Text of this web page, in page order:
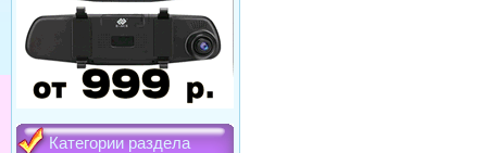
Категории раздела